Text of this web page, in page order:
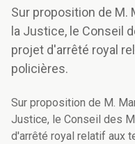
Sur proposition de M.
la Justice, le Conseil
projet d'arrêté royal
policières.
Sur proposition de M.
Justice, le Conseil des
d'arrêté royal relatif aux